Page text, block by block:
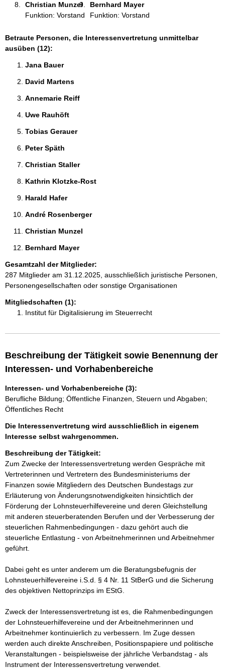
Christian Munzel
Funktion: Vorstand
Bernhard Mayer
Funktion: Vorstand
Betraute Personen, die Interessenvertretung unmittelbar
ausüben (12):
Jana Bauer
David Martens
Annemarie Reiff
Uwe Rauhöft
Tobias Gerauer
Peter Späth
Christian Staller
Kathrin Klotzke-Rost
Harald Hafer
André Rosenberger
Christian Munzel
Bernhard Mayer
Gesamtzahl der Mitglieder:
287 Mitglieder am 31.12.2025, ausschließlich juristische Personen,
Personengesellschaften oder sonstige Organisationen
Mitgliedschaften (1):
Institut für Digitalisierung im Steuerrecht
Beschreibung der Tätigkeit sowie Benennung der
Interessen- und Vorhabenbereiche
Interessen- und Vorhabenbereiche (3):
Berufliche Bildung; Öffentliche Finanzen, Steuern und Abgaben;
Öffentliches Recht
Die Interessenvertretung wird ausschließlich in eigenem
Interesse selbst wahrgenommen.
Beschreibung der Tätigkeit:
Zum Zwecke der Interessensvertretung werden Gespräche mit
Vertreterinnen und Vertretern des Bundesministeriums der
Finanzen sowie Mitgliedern des Deutschen Bundestags zur
Erläuterung von Änderungsnotwendigkeiten hinsichtlich der
Förderung der Lohnsteuerhilfevereine und deren Gleichstellung
mit anderen steuerberatenden Berufen und der Verbesserung der
steuerlichen Rahmenbedingungen - dazu gehört auch die
steuerliche Entlastung - von Arbeitnehmerinnen und Arbeitnehmer
geführt.
Dabei geht es unter anderem um die Beratungsbefugnis der
Lohnsteuerhilfevereine i.S.d. § 4 Nr. 11 StBerG und die Sicherung
des objektiven Nettoprinzips im EStG.
Zweck der Interessensvertretung ist es, die Rahmenbedingungen
der Lohnsteuerhilfevereine und der Arbeitnehmerinnen und
Arbeitnehmer kontinuierlich zu verbessern. Im Zuge dessen
werden auch direkte Anschreiben, Positionspapiere und politische
Veranstaltungen - beispielsweise der jährliche Verbandstag - als
Instrument der Interessensvertretung verwendet.